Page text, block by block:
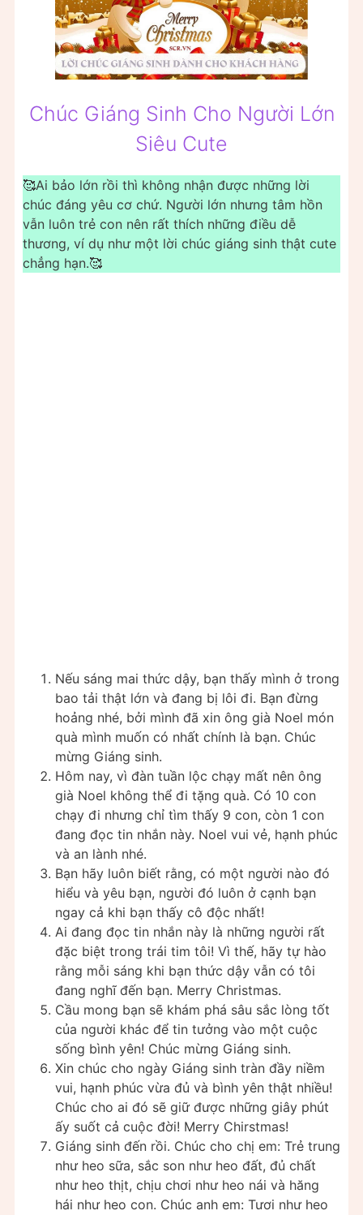
Chúc Giáng Sinh Cho Người Lớn
Siêu Cute
🥰️Ai bảo lớn rồi thì không nhận được những lời
chúc đáng yêu cơ chứ. Người lớn nhưng tâm hồn
vẫn luôn trẻ con nên rất thích những điều dễ
thương, ví dụ như một lời chúc giáng sinh thật cute
chẳng hạn.🥰️
Nếu sáng mai thức dậy, bạn thấy mình ở trong
bao tải thật lớn và đang bị lôi đi. Bạn đừng
hoảng nhé, bởi mình đã xin ông già Noel món
quà mình muốn có nhất chính là bạn. Chúc
mừng Giáng sinh.
Hôm nay, vì đàn tuần lộc chạy mất nên ông
già Noel không thể đi tặng quà. Có 10 con
chạy đi nhưng chỉ tìm thấy 9 con, còn 1 con
đang đọc tin nhắn này. Noel vui vẻ, hạnh phúc
và an lành nhé.
Bạn hãy luôn biết rằng, có một người nào đó
hiểu và yêu bạn, người đó luôn ở cạnh bạn
ngay cả khi bạn thấy cô độc nhất!
Ai đang đọc tin nhắn này là những người rất
đặc biệt trong trái tim tôi! Vì thế, hãy tự hào
rằng mỗi sáng khi bạn thức dậy vẫn có tôi
đang nghĩ đến bạn. Merry Christmas.
Cầu mong bạn sẽ khám phá sâu sắc lòng tốt
của người khác để tin tưởng vào một cuộc
sống bình yên! Chúc mừng Giáng sinh.
Xin chúc cho ngày Giáng sinh tràn đầy niềm
vui, hạnh phúc vừa đủ và bình yên thật nhiều!
Chúc cho ai đó sẽ giữ được những giây phút
ấy suốt cả cuộc đời! Merry Chirstmas!
Giáng sinh đến rồi. Chúc cho chị em: Trẻ trung
như heo sữa, sắc son như heo đất, đủ chất
như heo thịt, chịu chơi như heo nái và hăng
hái như heo con. Chúc anh em: Tươi như heo